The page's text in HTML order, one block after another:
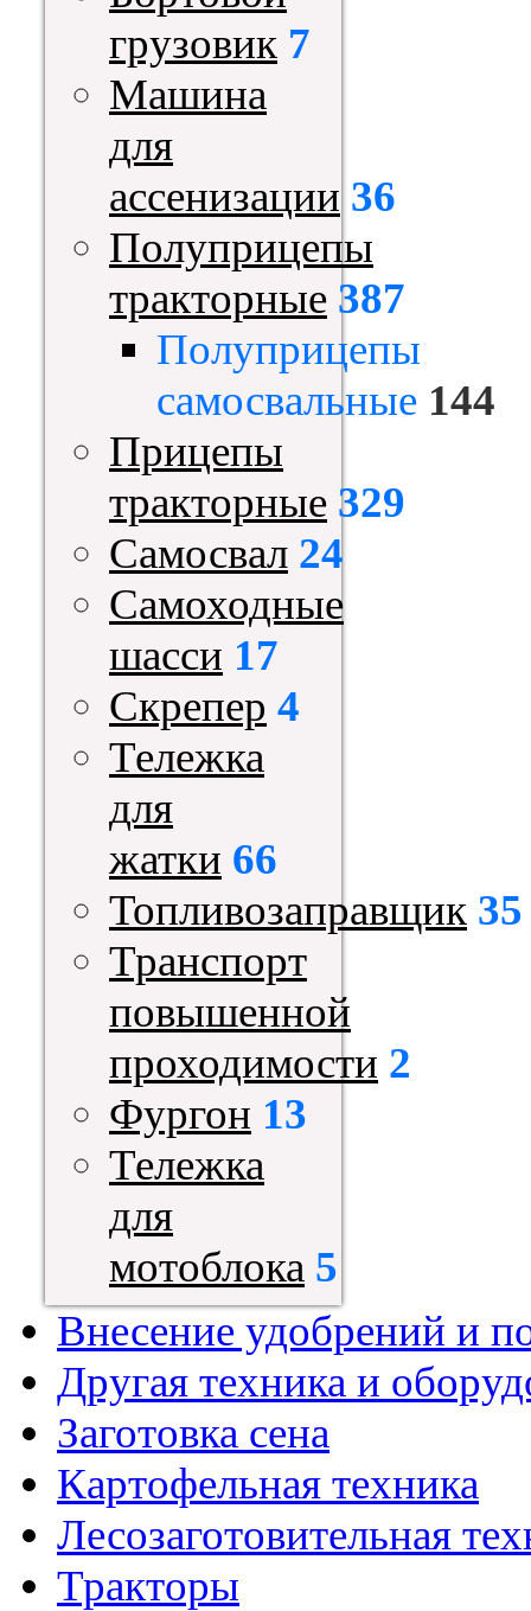
грузовик 7
Машина
для
ассенизации 36
Полуприцепы
тракторные 387
Полуприцепы
самосвальные 144
Прицепы
тракторные 329
Самосвал 24
Самоходные
шасси 17
Скрепер 4
Тележка
для
жатки 66
Топливозаправщик 35
Транспорт
повышенной
проходимости 2
Фургон 13
Тележка
для
мотоблока 5
Внесение удобрений и
Другая техника и
Заготовка сена
Картофельная техника
Лесозаготовительная
Тракторы